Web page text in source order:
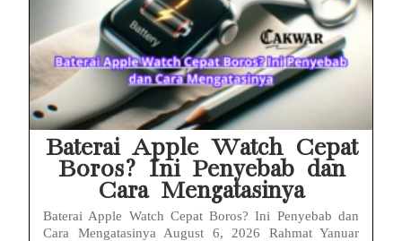
Baterai Apple Watch Cepat
Boros? Ini Penyebab dan
Cara Mengatasinya
Baterai Apple Watch Cepat Boros? Ini Penyebab dan
Cara Mengatasinya August 6, 2026 Rahmat Yanuar